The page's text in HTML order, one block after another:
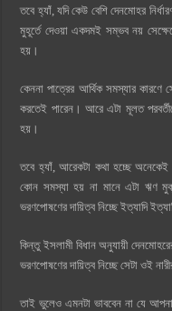
তবে হ্যাঁ, যদি কেউ বেশি দেনমোহর
মুহূর্তে দেওয়া একদমই সম্ভব নয়
হয়।
কেননা পাত্রের আর্থিক সমস্যার কারণে
করতেই পারেন। আরে এটা মূলত
হয়।
তবে হ্যাঁ, আরেকটা কথা হচ্ছে অনেকেই
কোন সমস্যা হয় না মানে এটা ঋণ
ভরণপোষণের দায়িত্ব নিচ্ছে ইত্যাদি
কিন্তু ইসলামী বিধান অনুযায়ী
ভরণপোষণের দায়িত্ব নিচ্ছে সেটা ওই
তাই ভুলেও এমনটা ভাববেন না যে